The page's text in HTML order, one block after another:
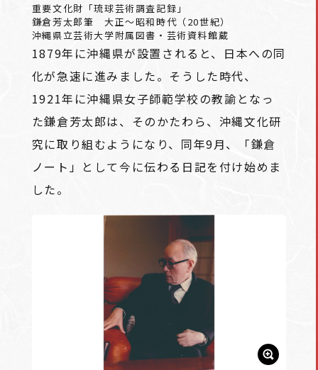
重要文化財「琉球芸術調査記録」
鎌倉芳太郎筆 大正～昭和時代（20世紀）
沖縄県立芸術大学附属図書・芸術資料館蔵
1879年に沖縄県が設置されると、日本への同
化が急速に進みました。そうした時代、
1921年に沖縄県女子師範学校の教諭となっ
た鎌倉芳太郎は、そのかたわら、沖縄文化研
究に取り組むようになり、同年9月、「鎌倉
ノート」として今に伝わる日記を付け始めま
した。